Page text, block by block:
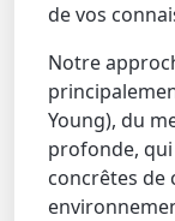
de vos
Notre
Young), du
profonde,
concrêtes de